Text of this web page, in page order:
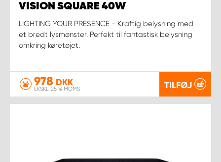
VISION SQUARE 40W
LIGHTING YOUR PRESENCE - Kraftig belysning med
et bredt lysmønster. Perfekt til fantastisk belysning
omkring køretøjet.
978 DKK
EKSKL. 25 % MOMS TILFØJ